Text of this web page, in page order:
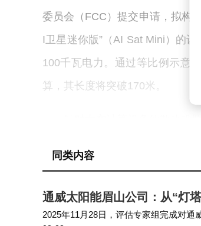
委员会（FCC）提交申请，拟构
I卫星迷你版”（AI Sat Mini）的
100千瓦电力。通过等比例示意
算，其长度将突破170米。
马斯克透露，当前公布的迷
前观点，认为随着发射成本降低
同类内容
通威太阳能眉山公司：从“灯
2025年11月28日，评估专家组完成对